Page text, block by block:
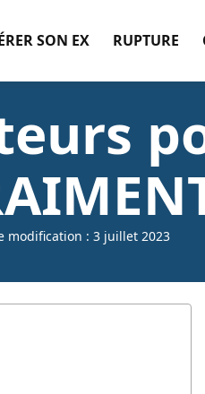
SON EX RUPTURE
modification : 3 juillet 2023